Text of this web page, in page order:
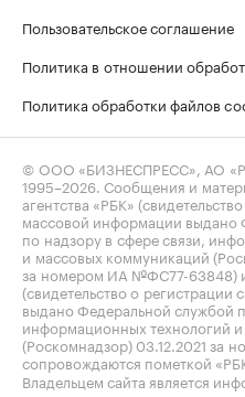
Пользовательское соглашение
Политика в отношении
Политика обработки файлов
© ООО «БИЗНЕСПРЕСС», АО
1995–2026 . Сообщения и
агентства «РБК»
массовой информации выдано
по надзору в сфере связи,
и массовых коммуникаций
за номером ИА №ФС77-63848)
(свидетельство о
выдано Федеральной службой
информационных технологий
(Роскомнадзор) 03.12.2021
сопровождаются пометкой
Владельцем сайта является